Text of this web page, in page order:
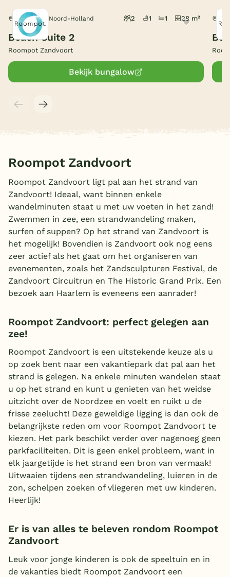
Zandvoort, Noord-Holland 2 1 1 28 m²
Beach Suite 2
Roompot Zandvoort
Bekijk bungalow
Roompot Zandvoort
Roompot Zandvoort ligt pal aan het strand van
Zandvoort! Ideaal, want binnen enkele
wandelminuten staat u met uw voeten in het zand!
Zwemmen in zee, een strandwandeling maken,
surfen of suppen? Op het strand van Zandvoort is
het mogelijk! Bovendien is Zandvoort ook nog eens
zeer actief als het gaat om het organiseren van
evenementen, zoals het Zandsculpturen Festival, de
Zandvoort Circuitrun en The Historic Grand Prix. Een
bezoek aan Haarlem is eveneens een aanrader!
Roompot Zandvoort: perfect gelegen aan
zee!
Roompot Zandvoort is een uitstekende keuze als u
op zoek bent naar een vakantiepark dat pal aan het
strand is gelegen. Na enkele minuten wandelen staat
u op het strand en kunt u genieten van het weidse
uitzicht over de Noordzee en voelt en ruikt u de
frisse zeelucht! Deze geweldige ligging is dan ook de
belangrijkste reden om voor Roompot Zandvoort te
kiezen. Het park beschikt verder over nagenoeg geen
parkfaciliteiten. Dit is geen enkel probleem, want in
elk jaargetijde is het strand een bron van vermaak!
Uitwaaien tijdens een strandwandeling, luieren in de
zon, schelpen zoeken of vliegeren met uw kinderen.
Heerlijk!
Er is van alles te beleven rondom Roompot
Zandvoort
Leuk voor jonge kinderen is ook de speeltuin en in
de vakanties biedt Roompot Zandvoort een